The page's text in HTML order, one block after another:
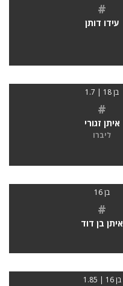
#
עידו דותן
בן 18 | 1.7
#
איתן זגורי
ליברו
בן 16
#
איתן בן דוד
בן 16 | 1.85